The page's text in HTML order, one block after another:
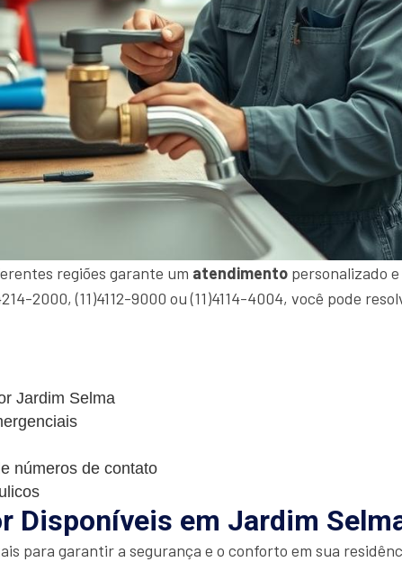
regiões garante um atendimento personalizado
2000, (11)4112-9000 ou (11)4114-4004, você pode
Jardim Selma
números de contato
Disponíveis em Jardim
para garantir a segurança e o conforto em sua